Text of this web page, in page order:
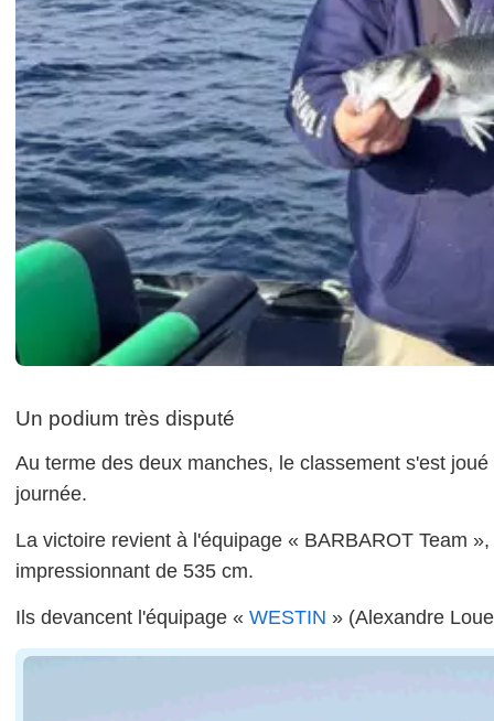
Un podium très disputé
Au terme des deux manches, le classement s'est
journée.
La victoire revient à l'équipage « BARBAROT Team
impressionnant de 535 cm.
Ils devancent l'équipage « WESTIN » (Alexandre